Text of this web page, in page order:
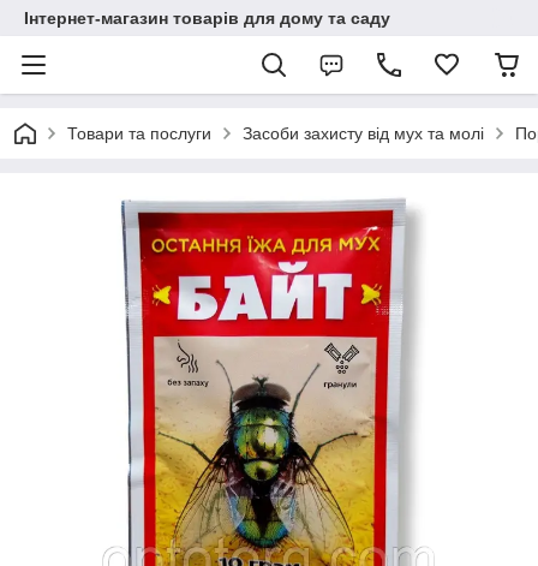
Інтернет-магазин товарів для дому та саду
Товари та послуги Засоби захисту від мух та молі